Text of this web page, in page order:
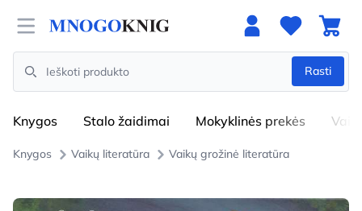
Open menu
Search
Rasti
Knygos Stalo žaidimai Mokyklinės prekės
Knygos Vaikų literatūra Vaikų grožinė literatūra